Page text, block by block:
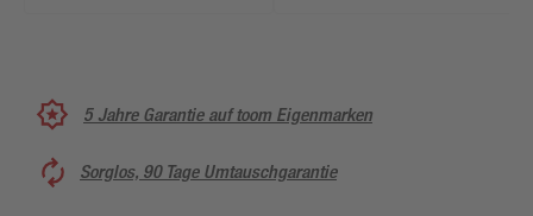
5 Jahre Garantie auf toom Eigenmarken
Sorglos, 90 Tage Umtauschgarantie